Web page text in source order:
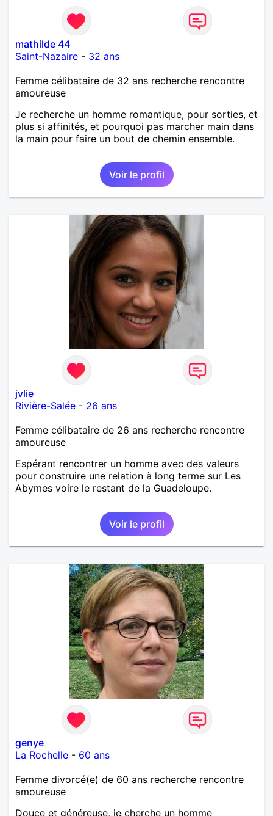
mathilde 44
Saint-Nazaire - 32 ans
Femme célibataire de 32 ans recherche rencontre
amoureuse
Je recherche un homme romantique, pour sorties, et
plus si affinités, et pourquoi pas marcher main dans
la main pour faire un bout de chemin ensemble.
Voir le profil
jvlie
Rivière-Salée - 26 ans
Femme célibataire de 26 ans recherche rencontre
amoureuse
Espérant rencontrer un homme avec des valeurs
pour construire une relation à long terme sur Les
Abymes voire le restant de la Guadeloupe.
Voir le profil
genye
La Rochelle - 60 ans
Femme divorcé(e) de 60 ans recherche rencontre
amoureuse
Douce et généreuse, je cherche un homme